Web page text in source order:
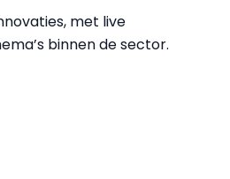
met live
binnen de sector.